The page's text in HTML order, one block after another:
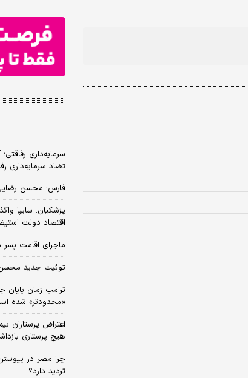
سرمایه‌داری
تضاد سرمایه‌داری
فارس: محسن
پزشکیان: سایپا
اقتصاد دولت
ماجرای اقامت پسر
توئیت جدید محسن
ترامپ زمان پایان
«محدودتر» شده
اعتراض پرستاران
هیچ پرستاری
چرا مصر در پیوستن
تردید دارد؟